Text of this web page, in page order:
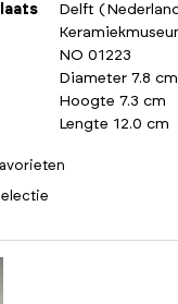
Delft
NO 01223
Diameter 7.8 cm
Hoogte 7.3 cm
Lengte 12.0 cm